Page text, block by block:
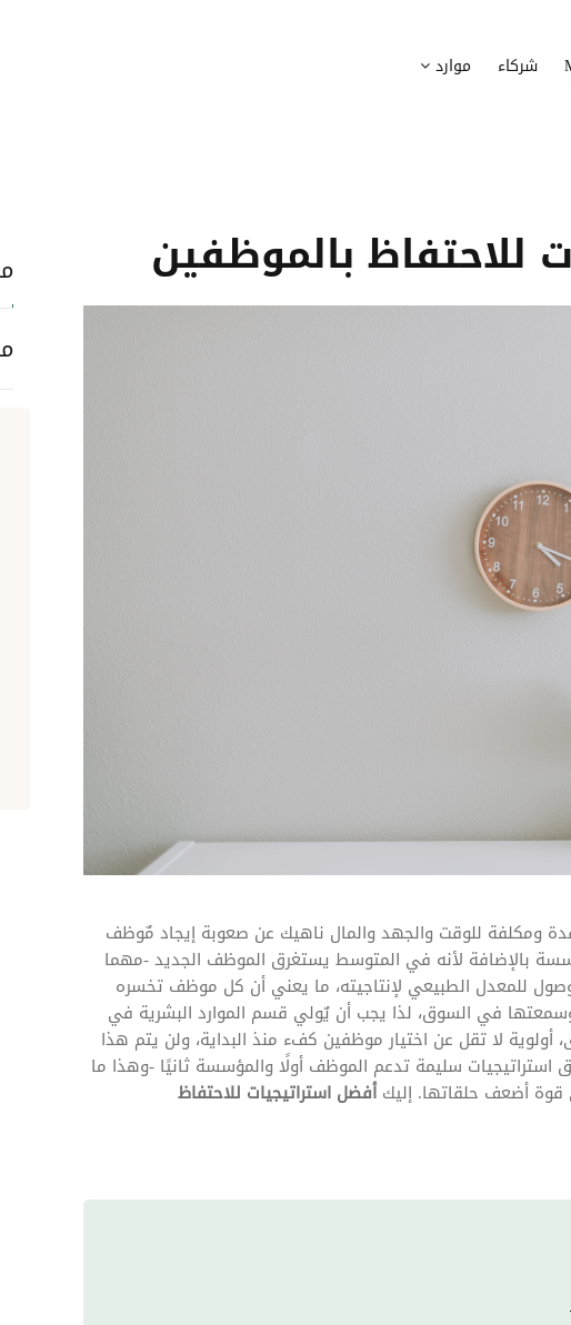
شركاء موارد
ومكلفة للوقت والجهد والمال ناهيك عن صعوبة إيجاد مٌوظف
بالإضافة لأنه في المتوسط يستغرق الموظف الجديد -مهما
للمعدل الطبيعي لإنتاجيته، ما يعني أن كل موظف تخسره
في السوق، لذا يجب أن يٌولي قسم الموارد البشرية في
لا تقل عن اختيار موظفين كفء منذ البداية، ولن يتم هذا
سليمة تدعم الموظف أولًا والمؤسسة ثانيًا -وهذا ما
قوة أضعف حلقاتها. إليك أفضل استراتيجيات للاحتفاظ
عملية التوظيف الخاصة بك
متابعة أفضل لمسارات تدريب موظفيك تحويل طلبات تدخلات تكنولوجيا المعلومات
تنسيقات رقمية